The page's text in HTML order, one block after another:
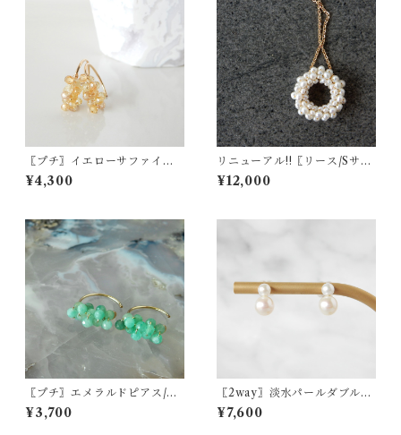
〖プチ〗イエローサファイア
ピアス/イヤリング 14kgf 9月
の誕生石【1382】
¥4,300
リニューアル!!〖リース/Sサイ
ズ〗淡水パールネックレス 選
べる素材 サージカルステンレ
¥12,000
〖プチ〗エメラルドピアス/イ
ヤリング14kgf【1878】5月の
誕生石
¥3,700
〖2way〗淡水パールダブルピ
アス 14kgf【1441】
¥7,600